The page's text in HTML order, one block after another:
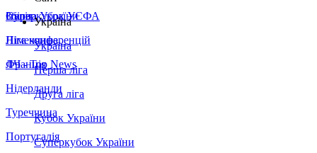
Збірна України
Італія
Німеччина
Франція
Нідерланди
Туреччина
Португалія
Суперкубок УЄФА
Ліга конференцій
ЛЧ - Top News
Україна
Україна
Перша ліга
Друга ліга
Кубок України
Суперкубок України